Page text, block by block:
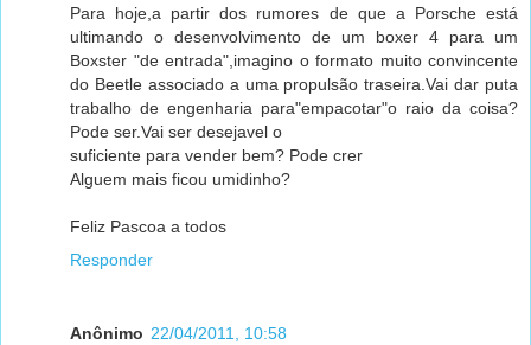
Para hoje,a partir dos rumores de que a Porsche está
ultimando o desenvolvimento de um boxer 4 para um
Boxster "de entrada",imagino o formato muito convincente
do Beetle associado a uma propulsão traseira.Vai dar puta
trabalho de engenharia para"empacotar"o raio da coisa?
Pode ser.Vai ser desejavel o
suficiente para vender bem? Pode crer
Alguem mais ficou umidinho?
Feliz Pascoa a todos
Responder
Anônimo 22/04/2011, 10:58